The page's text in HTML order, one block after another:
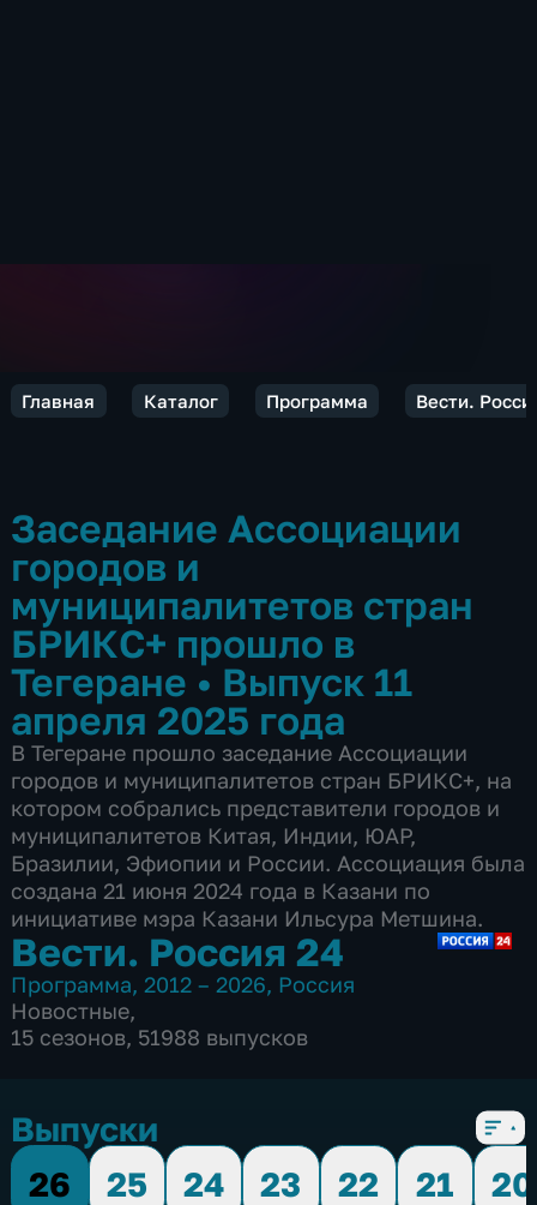
Главная Каталог Программа Вести.
Заседание Ассоциации
городов и
муниципалитетов стран
БРИКС+ прошло в
Тегеране • Выпуск 11
апреля 2025 года
В Тегеране прошло заседание Ассоциации
городов и муниципалитетов стран БРИКС+, на
котором собрались представители городов и
муниципалитетов Китая, Индии, ЮАР,
Бразилии, Эфиопии и России. Ассоциация была
создана 21 июня 2024 года в Казани по
инициативе мэра Казани Ильсура Метшина.
Вести. Россия 24
Программа, 2012 – 2026, Россия
Новостные,
15 сезонов, 51988 выпусков
Выпуски
26
25 24 23 22 21
20